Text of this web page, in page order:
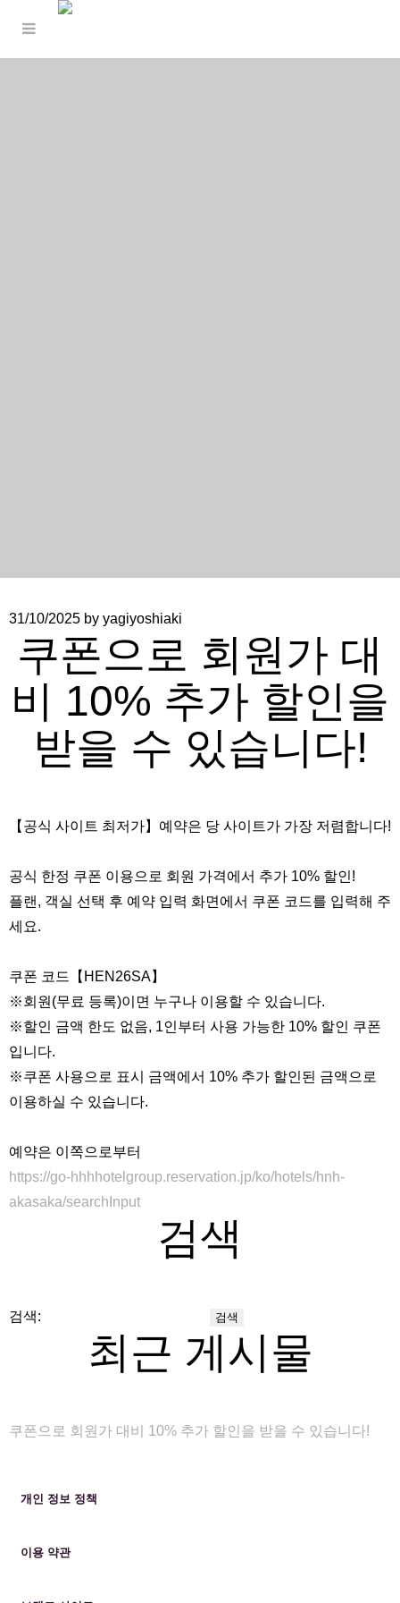
한국어 日本語
31/10/2025 by yagiyoshiaki
쿠폰으로 회원가 대
비 10% 추가 할인을
받을 수 있습니다!
【공식 사이트 최저가】예약은 당 사이트가 가장 저렴합니다!
공식 한정 쿠폰 이용으로 회원 가격에서 추가 10% 할인!
플랜, 객실 선택 후 예약 입력 화면에서 쿠폰 코드를 입력해 주
세요.
쿠폰 코드【HEN26SA】
※회원(무료 등록)이면 누구나 이용할 수 있습니다.
※할인 금액 한도 없음, 1인부터 사용 가능한 10% 할인 쿠폰
입니다.
※쿠폰 사용으로 표시 금액에서 10% 추가 할인된 금액으로
이용하실 수 있습니다.
예약은 이쪽으로부터
https://go-hhhhotelgroup.reservation.jp/ko/hotels/hnh-
akasaka/searchInput
검색
검색:
최근 게시물
쿠폰으로 회원가 대비 10% 추가 할인을 받을 수 있습니다!
개인 정보 정책
이용 약관